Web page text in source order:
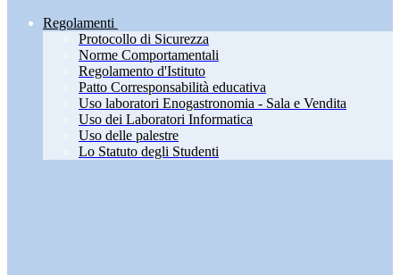
Regolamenti
Protocollo di Sicurezza
Norme Comportamentali
Regolamento d'Istituto
Patto Corresponsabilità educativa
Uso laboratori Enogastronomia - Sala e Vendita
Uso dei Laboratori Informatica
Uso delle palestre
Lo Statuto degli Studenti